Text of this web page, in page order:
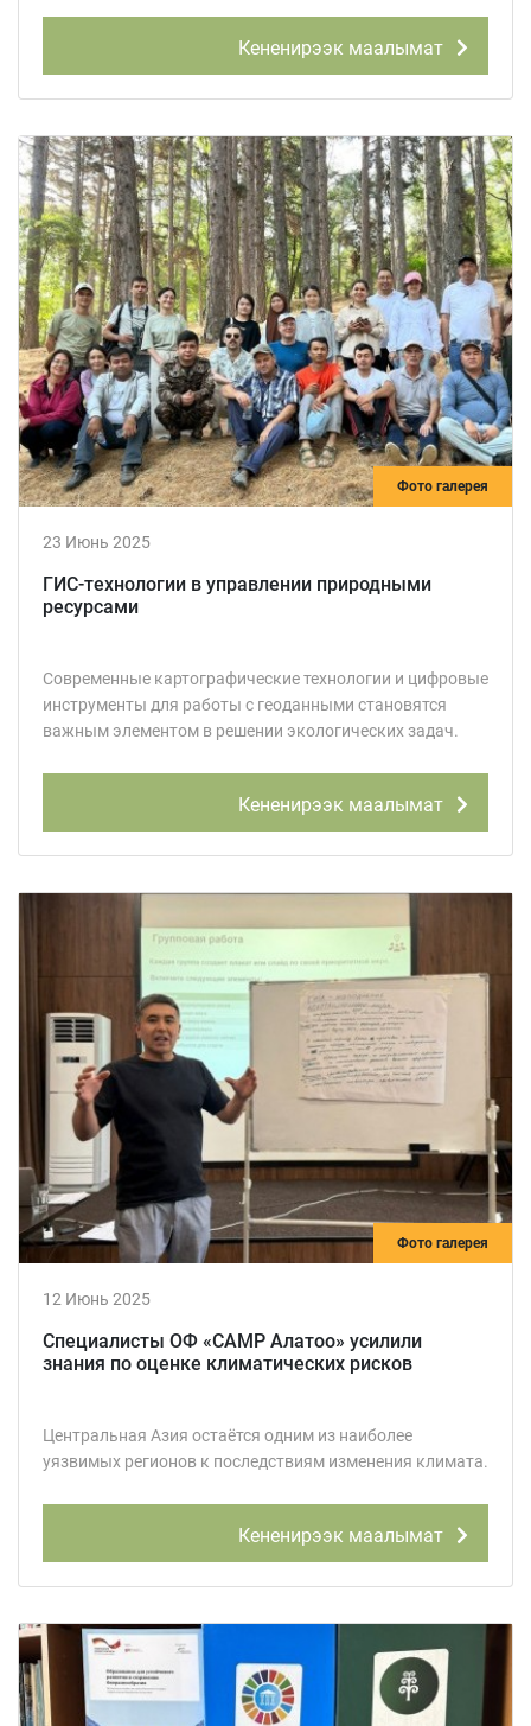
Кененирээк маалымат
Фото галерея
23 Июнь 2025
ГИС-технологии в управлении природными
ресурсами
Современные картографические технологии и цифровые
инструменты для работы с геоданными становятся
важным элементом в решении экологических задач.
Кененирээк маалымат
Фото галерея
12 Июнь 2025
Специалисты ОФ «САМР Алатоо» усилили
знания по оценке климатических рисков
Центральная Азия остаётся одним из наиболее
уязвимых регионов к последствиям изменения климата.
Кененирээк маалымат